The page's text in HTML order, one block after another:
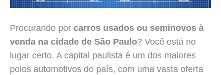
Procurando por carros usados ou seminovos à
venda na cidade de São Paulo? Você está no
lugar certo. A capital paulista é um dos maiores
polos automotivos do país, com uma vasta oferta